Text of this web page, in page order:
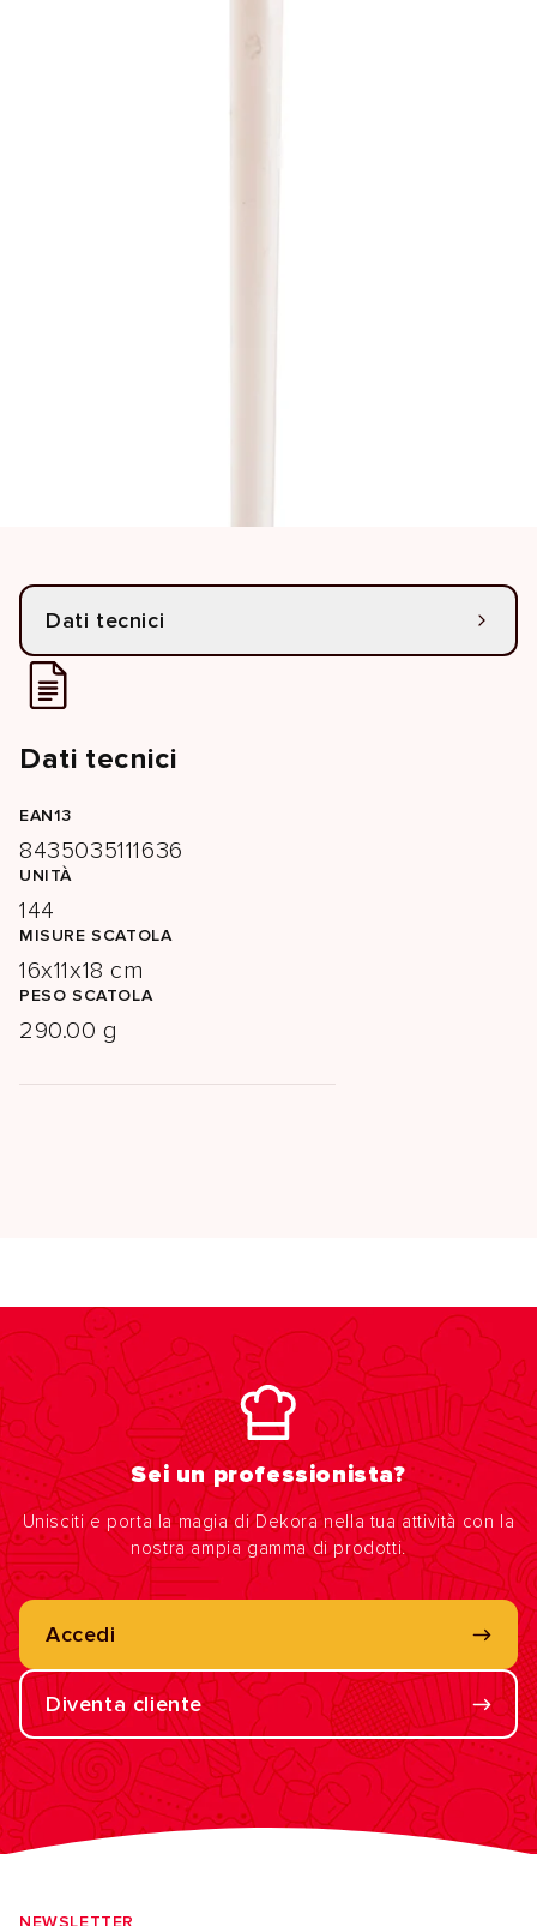
Dati tecnici
Dati tecnici
EAN13
8435035111636
UNITÀ
144
MISURE SCATOLA
16x11x18 cm
PESO SCATOLA
290.00 g
Sei un professionista?
Unisciti e porta la magia di Dekora nella tua attività con la
nostra ampia gamma di prodotti.
Accedi
Diventa cliente